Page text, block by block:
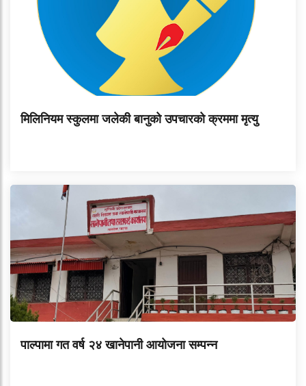
मिलिनियम स्कुलमा जलेकी बानुको उपचारको क्रममा मृत्यु
पाल्पामा गत वर्ष २४ खानेपानी आयोजना सम्पन्न